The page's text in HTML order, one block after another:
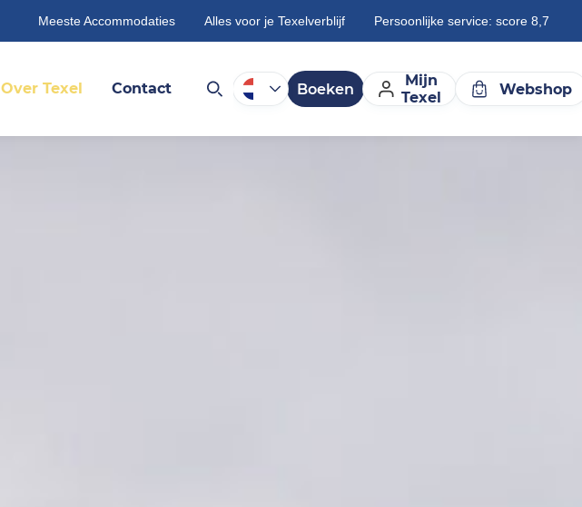
Meeste Accommodaties Alles voor je Texelverblijf Persoonlijke service: score 8,7
Over Texel Contact Boeken
Mijn
Texel
Webshop